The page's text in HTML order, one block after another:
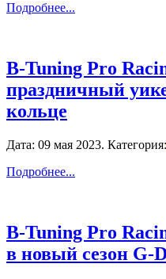
Подробнее...
B-Tuning Pro
праздничный
кольце
Дата: 09 мая 2023. Категория:
Подробнее...
B-Tuning Pro
в новый сезон